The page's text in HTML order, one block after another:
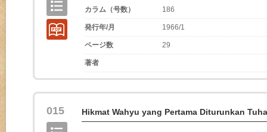
カラム（号数） 186
発行年/月 1966/1
ページ数 29
著者
015 Hikmat Wahyu yang Pertama Diturunkan